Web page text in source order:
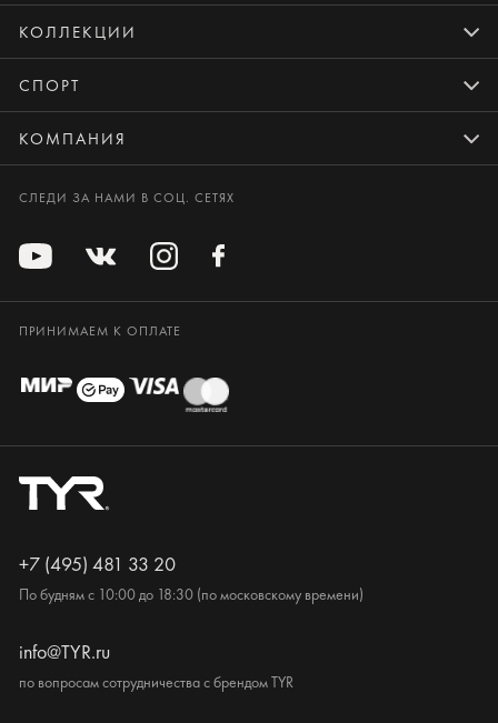
КОЛЛЕКЦИИ
СПОРТ
КОМПАНИЯ
СЛЕДИ ЗА НАМИ В СОЦ. СЕТЯХ
ПРИНИМАЕМ К ОПЛАТЕ
+7 (495) 481 33 20
По будням с 10:00 до 18:30 (по московскому времени)
info@TYR.ru
по вопросам сотрудничества с брендом TYR